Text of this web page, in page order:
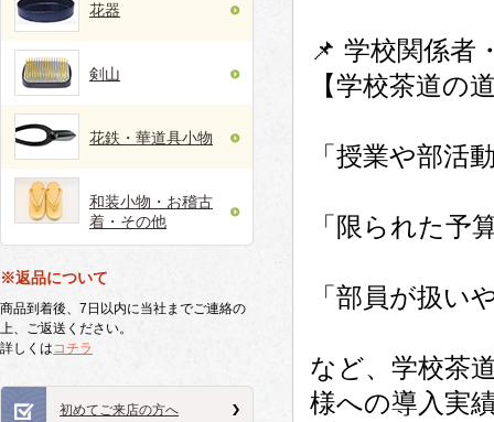
花器
剣山
花鉄・華道具小物
和装小物・お稽古
着・その他
※返品について
商品到着後、7日以内に当社までご連絡の
上、ご返送ください。
詳しくはコチラ
初めてご来店の方へ
📌 学校関係者
【学校茶道の
「授業や部活
「限られた予
「部員が扱い
など、学校茶
様への導入実